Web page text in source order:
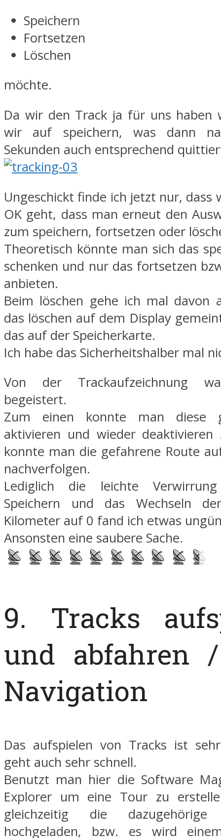
Speichern
Fortsetzen
Löschen
möchte.
Da wir den Track ja für uns haben
wir auf speichern, was dann
Sekunden auch entsprechend
Ungeschickt finde ich jetzt nur, dass
OK geht, dass man erneut den
zum speichern, fortsetzen oder
Theoretisch könnte man sich das
schenken und nur das fortsetzen
anbieten.
Beim löschen gehe ich mal davon
das löschen auf dem Display
das auf der Speicherkarte.
Ich habe das Sicherheitshalber mal
Von der Trackaufzeichnung
begeistert.
Zum einen konnte man diese
aktivieren und wieder deaktivieren
konnte man die gefahrene Route
nachverfolgen.
Lediglich die leichte
Speichern und das Wechseln
Kilometer auf 0 fand ich etwas
Ansonsten eine saubere Sache.
9. Tracks
und abfahren
Navigation
Das aufspielen von Tracks ist
geht auch sehr schnell.
Benutzt man hier die Software
Explorer um eine Tour zu
gleichzeitig die
hochgeladen, bzw. es wird